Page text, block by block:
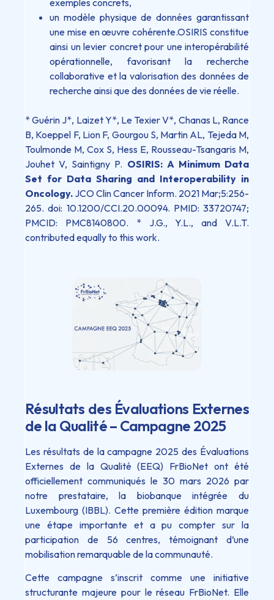
un modèle physique de données garantissant
une mise en œuvre cohérente.OSIRIS constitue
ainsi un levier concret pour une interopérabilité
opérationnelle, favorisant la recherche
collaborative et la valorisation des données de
recherche ainsi que des données de vie réelle.
* Guérin J*, Laizet Y*, Le Texier V*, Chanas L, Rance
B, Koeppel F, Lion F, Gourgou S, Martin AL, Tejeda M,
Toulmonde M, Cox S, Hess E, Rousseau-Tsangaris M,
Jouhet V, Saintigny P. OSIRIS: A Minimum Data
Set for Data Sharing and Interoperability in
Oncology. JCO Clin Cancer Inform. 2021 Mar;5:256-
265. doi: 10.1200/CCI.20.00094. PMID: 33720747;
PMCID: PMC8140800. * J.G., Y.L., and V.L.T.
contributed equally to this work.
Résultats des Évaluations Externes
de la Qualité – Campagne 2025
Les résultats de la campagne 2025 des Évaluations
Externes de la Qualité (EEQ) FrBioNet ont été
officiellement communiqués le 30 mars 2026 par
notre prestataire, la biobanque intégrée du
Luxembourg (IBBL). Cette première édition marque
une étape importante et a pu compter sur la
participation de 56 centres, témoignant d’une
mobilisation remarquable de la communauté.
Cette campagne s’inscrit comme une initiative
structurante majeure pour le réseau FrBioNet. Elle